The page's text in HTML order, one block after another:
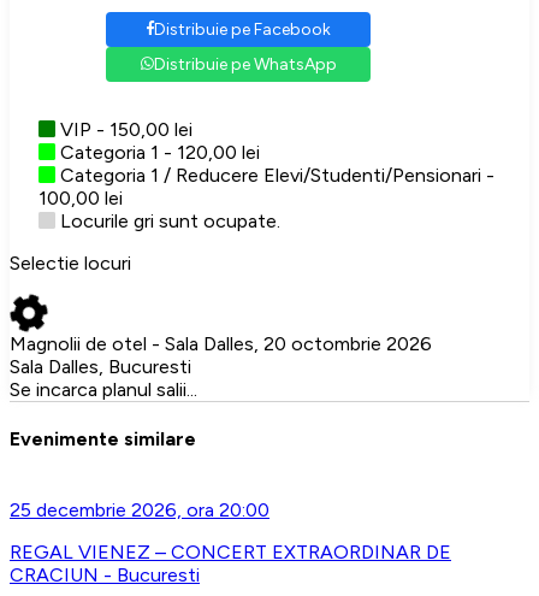
Distribuie pe Facebook
Distribuie pe WhatsApp
VIP - 150,00 lei
Categoria 1 - 120,00 lei
Categoria 1 / Reducere Elevi/Studenti/Pensionari -
100,00 lei
Locurile gri sunt ocupate.
Selectie locuri
Magnolii de otel - Sala Dalles, 20 octombrie 2026
Sala Dalles, Bucuresti
Se incarca planul salii...
Evenimente similare
25 decembrie 2026, ora 20:00
REGAL VIENEZ – CONCERT EXTRAORDINAR DE
CRACIUN - Bucuresti